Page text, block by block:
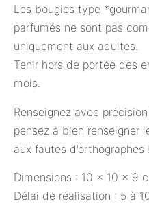
Les bougies type
parfumés ne sont pas
uniquement aux adultes.
Tenir hors de portée des
mois.
Renseignez avec
pensez à bien renseigner
aux fautes d’orthographes !
Dimensions : 10 x 10 x 9
Délai de réalisation : 5 à